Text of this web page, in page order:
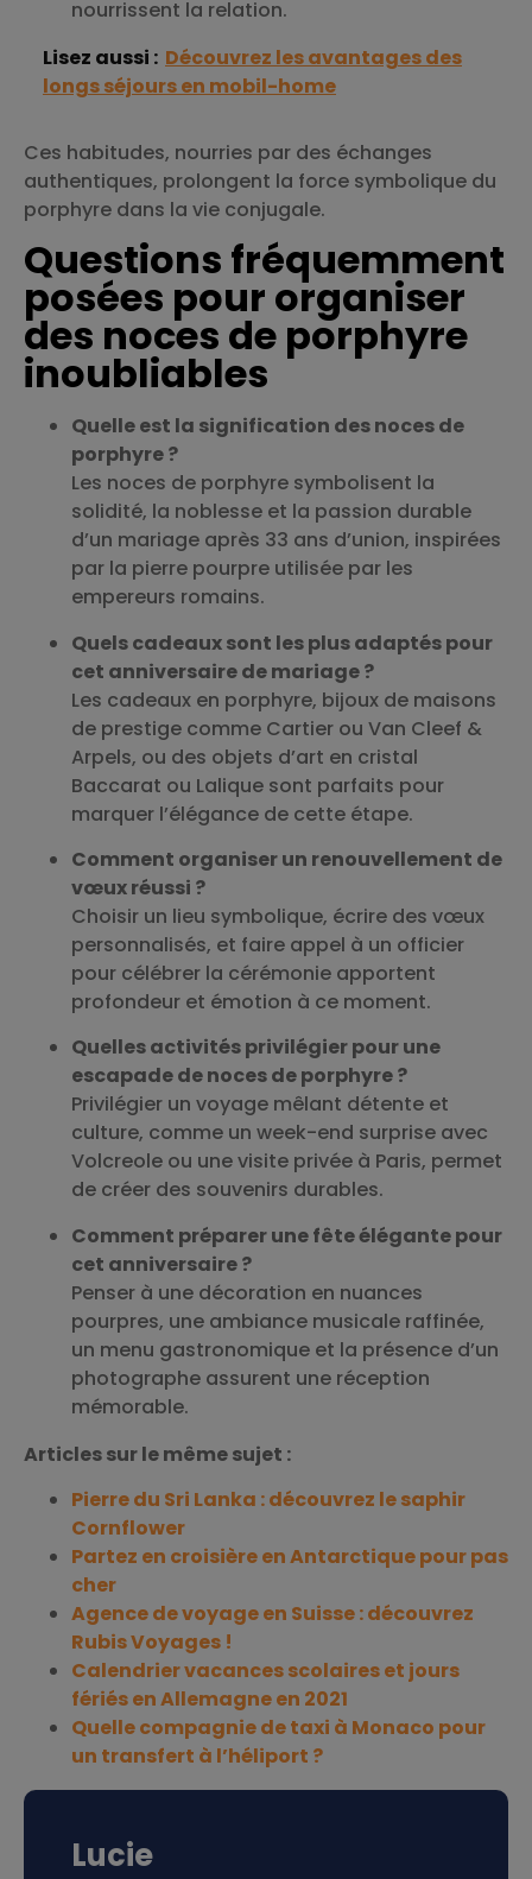
nourrissent la relation.
Lisez aussi : Découvrez les avantages des
longs séjours en mobil-home
Ces habitudes, nourries par des échanges
authentiques, prolongent la force symbolique du
porphyre dans la vie conjugale.
Questions fréquemment
posées pour organiser
des noces de porphyre
inoubliables
Quelle est la signification des noces de
porphyre ?
Les noces de porphyre symbolisent la
solidité, la noblesse et la passion durable
d’un mariage après 33 ans d’union, inspirées
par la pierre pourpre utilisée par les
empereurs romains.
Quels cadeaux sont les plus adaptés pour
cet anniversaire de mariage ?
Les cadeaux en porphyre, bijoux de maisons
de prestige comme Cartier ou Van Cleef &
Arpels, ou des objets d’art en cristal
Baccarat ou Lalique sont parfaits pour
marquer l’élégance de cette étape.
Comment organiser un renouvellement de
vœux réussi ?
Choisir un lieu symbolique, écrire des vœux
personnalisés, et faire appel à un officier
pour célébrer la cérémonie apportent
profondeur et émotion à ce moment.
Quelles activités privilégier pour une
escapade de noces de porphyre ?
Privilégier un voyage mêlant détente et
culture, comme un week-end surprise avec
Volcreole ou une visite privée à Paris, permet
de créer des souvenirs durables.
Comment préparer une fête élégante pour
cet anniversaire ?
Penser à une décoration en nuances
pourpres, une ambiance musicale raffinée,
un menu gastronomique et la présence d’un
photographe assurent une réception
mémorable.
Articles sur le même sujet :
Pierre du Sri Lanka : découvrez le saphir
Cornflower
Partez en croisière en Antarctique pour pas
cher
Agence de voyage en Suisse : découvrez
Rubis Voyages !
Calendrier vacances scolaires et jours
fériés en Allemagne en 2021
Quelle compagnie de taxi à Monaco pour
un transfert à l’héliport ?
Lucie